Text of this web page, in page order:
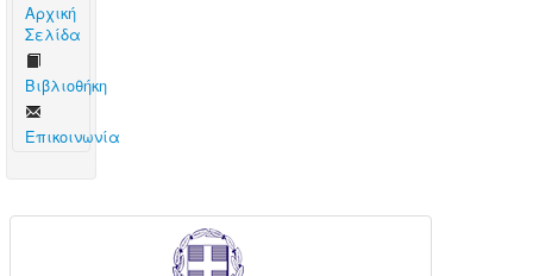
Aρχική
Σελίδα
Βιβλιοθήκη
Επικοινωνία